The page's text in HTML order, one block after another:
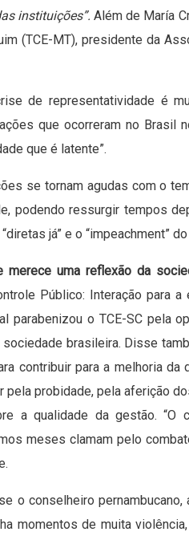
instituições”. Além de María
(TCE-MT), presidente da
de representatividade é
que ocorreram no Brasil
que é latente”.
se tornam agudas com o
podendo ressurgir tempos
já” e o “impeachment”
merece uma reflexão da
Público: Interação para
parabenizou o TCE-SC pela
brasileira. Disse
contribuir para a melhoria
pela probidade, pela aferição
a qualidade da gestão. “O
meses clamam pelo
o conselheiro
momentos de muita